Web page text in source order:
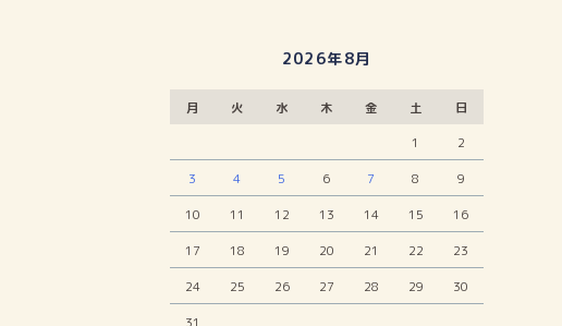
2026年8月
月 火 水 木 金 土 日
1 2
3 4 5 6 7 8 9
10 11 12 13 14 15 16
17 18 19 20 21 22 23
24 25 26 27 28 29 30